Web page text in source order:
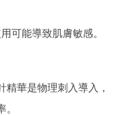
可能導致肌膚敏感。
華是物理刺入導入，